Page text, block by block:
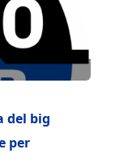
del big
per